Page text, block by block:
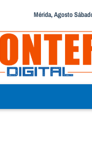
Mérida, Agosto